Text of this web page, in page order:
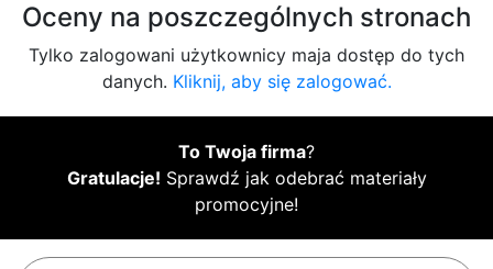
Oceny na poszczególnych stronach
Tylko zalogowani użytkownicy maja dostęp do tych
danych. Kliknij, aby się zalogować.
To Twoja firma?
Gratulacje! Sprawdź jak odebrać materiały
promocyjne!